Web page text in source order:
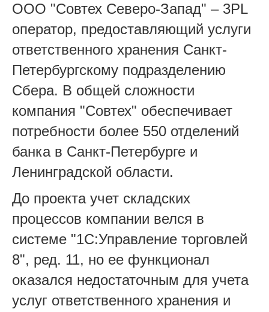
ООО "Совтех Северо-Запад" – 3PL
оператор, предоставляющий услуги
ответственного хранения Санкт-
Петербургскому подразделению
Сбера. В общей сложности
компания "Совтех" обеспечивает
потребности более 550 отделений
банка в Санкт-Петербурге и
Ленинградской области.
До проекта учет складских
процессов компании велся в
системе "1С:Управление торговлей
8", ред. 11, но ее функционал
оказался недостаточным для учета
услуг ответственного хранения и